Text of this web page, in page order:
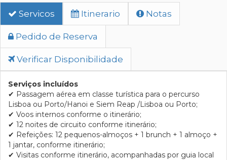
Servicos Itinerario Notas
Pedido de Reserva
Verificar Disponibilidade
Serviços incluídos
✔ Passagem aérea em classe turística para o percurso
Lisboa ou Porto/Hanoi e Siem Reap /Lisboa ou Porto;
✔ Voos internos conforme o itinerário;
✔ 12 noites de circuito conforme itinerário;
✔ Refeições: 12 pequenos-almoços + 1 brunch + 1 almoço +
1 jantar, conforme itinerário;
✔ Visitas conforme itinerário, acompanhadas por guia local